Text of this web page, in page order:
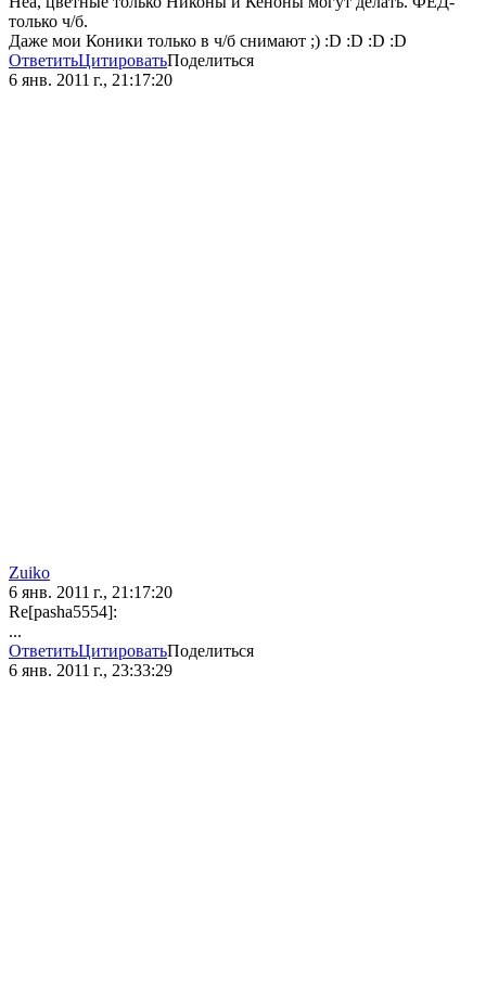
только ч/б.
Даже мои Коники только в ч/б снимают ;) :D :D :D :D
ОтветитьЦитироватьПоделиться
6 янв. 2011 г., 21:17:20
Zuiko
6 янв. 2011 г., 21:17:20
Re[pasha5554]:
...
ОтветитьЦитироватьПоделиться
6 янв. 2011 г., 23:33:29